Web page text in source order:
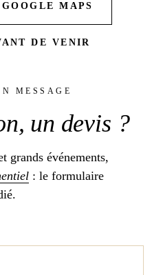
MAPS
DE VENIR
MESSAGE
, un devis ?
grands événements,
: le formulaire